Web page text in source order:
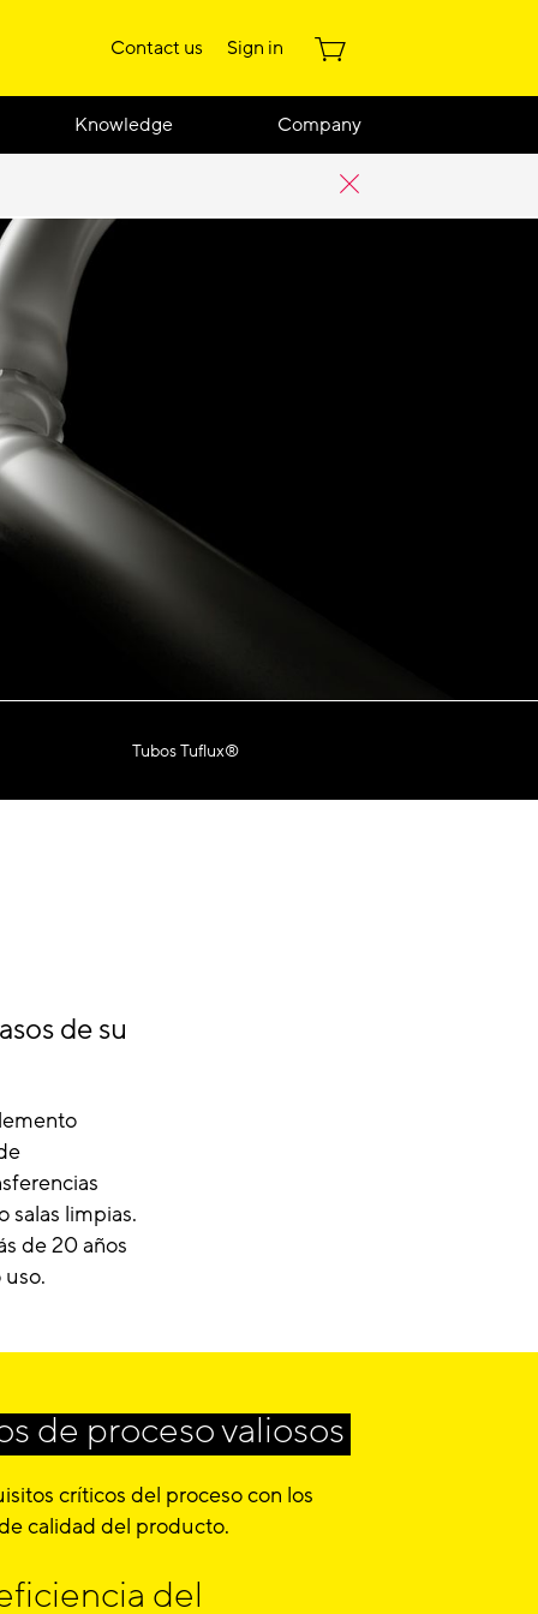
Contact us Sign in
Knowledge Company
Tubos Tuflux®
de su
salas limpias.
de 20 años
de proceso valiosos
críticos del proceso con los
calidad del producto.
del